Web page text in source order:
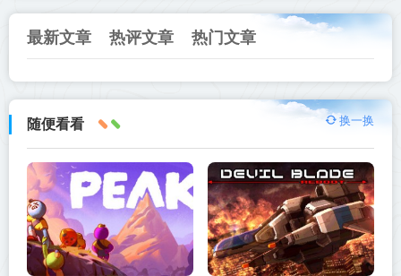
最新文章 热评文章 热门文章
随便看看 换一换